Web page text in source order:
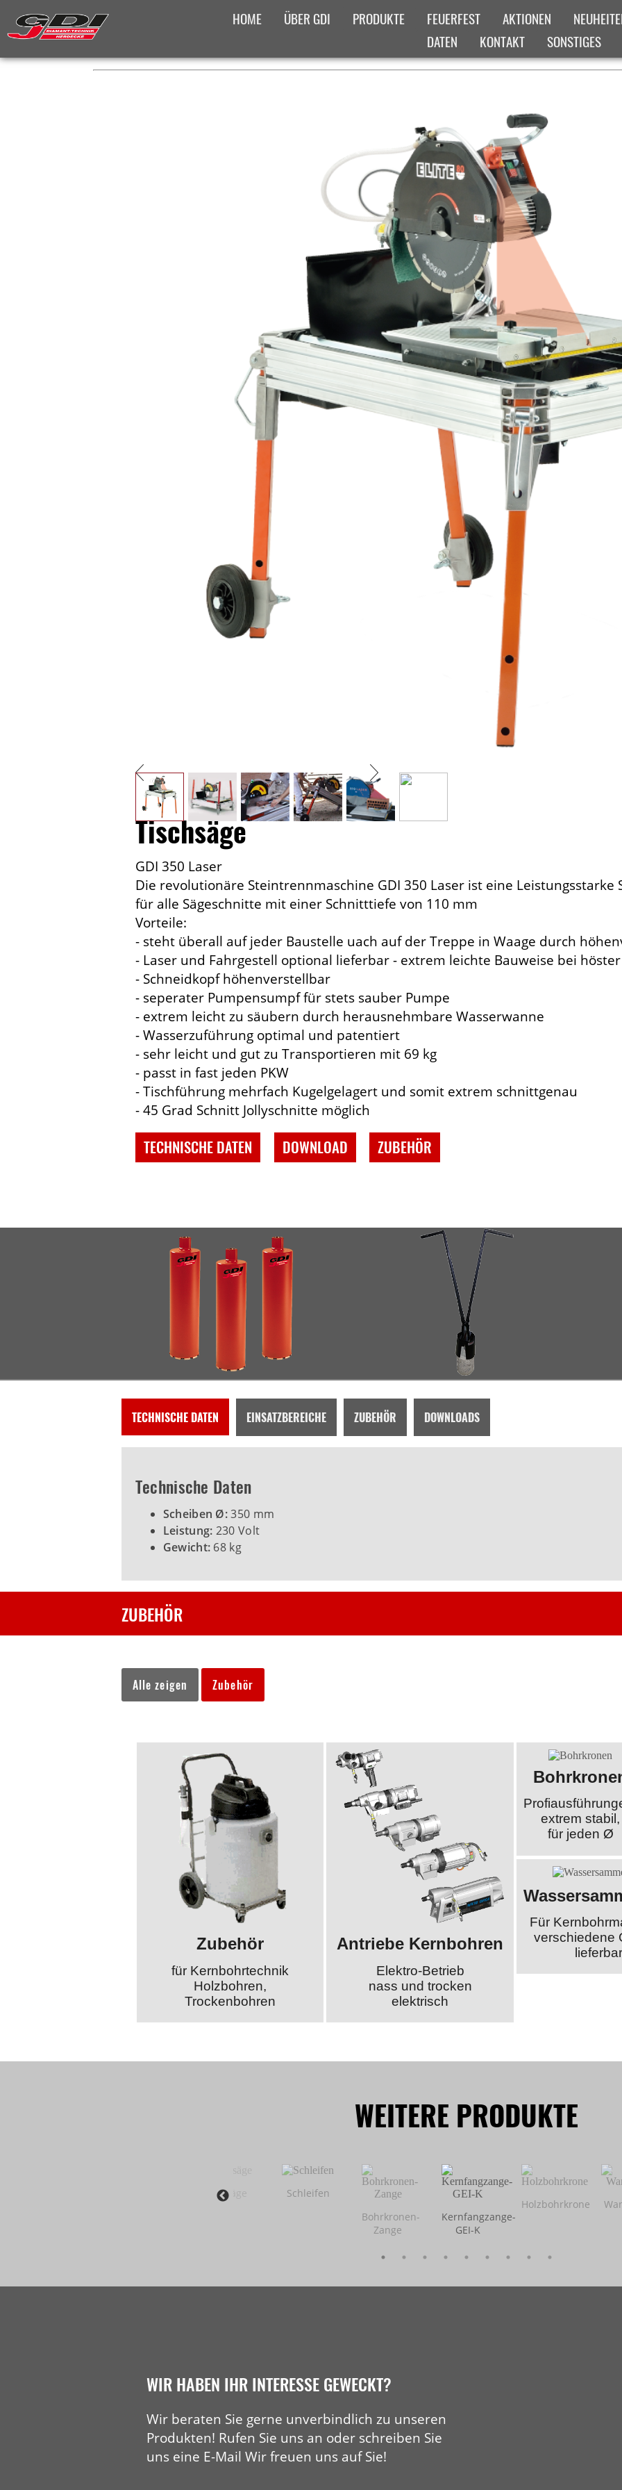
HOME ÜBER GDI PRODUKTE FEUERFEST AKTIONEN
DATEN
KONTAKT
SONSTIGES
PRODUKTÜBERSICHT
Tischsäge
GDI 350 Laser
Die revolutionäre Steintrennmaschine GDI 350 Laser ist eine Leistungsstarke
für alle Sägeschnitte mit einer Schnitttiefe von 110 mm
Vorteile:
- steht überall auf jeder Baustelle uach auf der Treppe in Waage durch
- Laser und Fahrgestell optional lieferbar - extrem leichte Bauweise bei
- Schneidkopf höhenverstellbar
- seperater Pumpensumpf für stets sauber Pumpe
- extrem leicht zu säubern durch herausnehmbare Wasserwanne
- Wasserzuführung optimal und patentiert
- sehr leicht und gut zu Transportieren mit 69 kg
- passt in fast jeden PKW
- Tischführung mehrfach Kugelgelagert und somit extrem schnittgenau
- 45 Grad Schnitt Jollyschnitte möglich
TECHNISCHE DATEN DOWNLOAD ZUBEHÖR
TECHNISCHE DATEN EINSATZBEREICHE ZUBEHÖR DOWNLOADS
Technische Daten
Scheiben Ø:350 mm
Leistung: 230 Volt
Gewicht: 68 kg
ZUBEHÖR
Alle zeigen Zubehör
Zubehör
für Kernbohrtechnik
Holzbohren,
Trockenbohren
Antriebe Kernbohren
Elektro-Betrieb
nass und trocken
elektrisch
extrem stabil,
für jeden Ø
Für
verschiedene
WEITERE PRODUKTE
Seilsäge
Schleifen
Bohrkronen-
Zange
Kernfangzange-
GEI-K
Holzbohrkrone
WIR HABEN IHR INTERESSE GEWECKT?
Wir beraten Sie gerne unverbindlich zu unseren
Produkten! Rufen Sie uns an oder schreiben Sie
uns eine E-Mail Wir freuen uns auf Sie!